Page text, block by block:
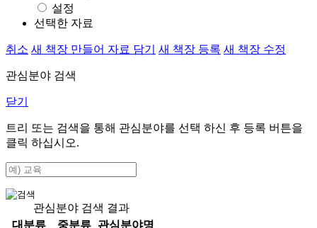
설정
선택한 자료
취소 새 책장 만들어 자료 담기 새 책장 등록 새 책장 수정
관심분야 검색
닫기
트리 또는 검색을 통해 관심분야를 선택 하신 후 등록 버튼을
클릭 하십시오.
관심분야 검색 결과
대분류
중분류
관심분야명